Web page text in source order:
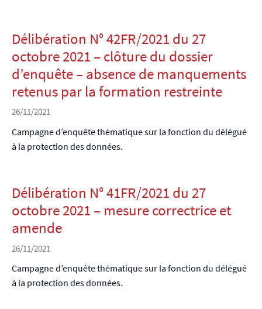
Délibération N° 42FR/2021 du 27
octobre 2021 – clôture du dossier
d’enquête – absence de manquements
retenus par la formation restreinte
26/11/2021
Campagne d’enquête thématique sur la fonction du délégué
à la protection des données.
Délibération N° 41FR/2021 du 27
octobre 2021 – mesure correctrice et
amende
26/11/2021
Campagne d’enquête thématique sur la fonction du délégué
à la protection des données.